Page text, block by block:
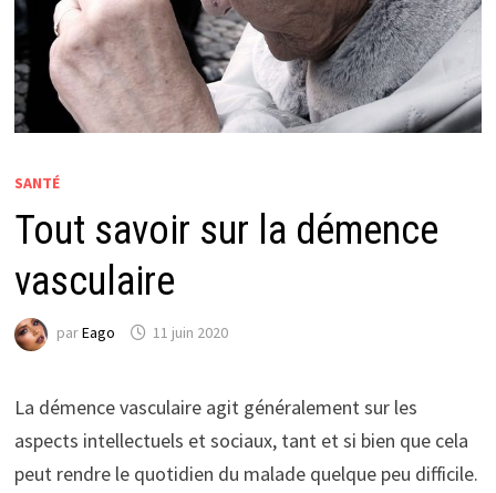
SANTÉ
Tout savoir sur la démence
vasculaire
parEago 11 juin 2020
La démence vasculaire agit généralement sur les
aspects intellectuels et sociaux, tant et si bien que cela
peut rendre le quotidien du malade quelque peu difficile.